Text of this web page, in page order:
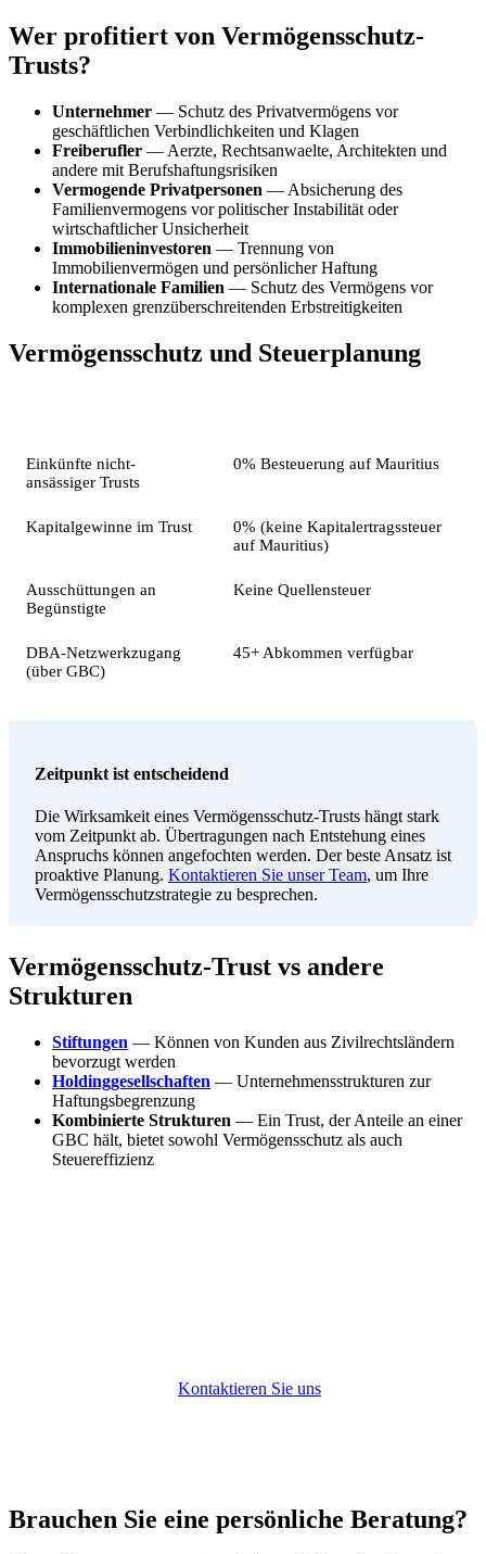
Wer profitiert von Vermögensschutz-
Trusts?
Unternehmer — Schutz des Privatvermögens vor
geschäftlichen Verbindlichkeiten und Klagen
Freiberufler — Aerzte, Rechtsanwaelte, Architekten und
andere mit Berufshaftungsrisiken
Vermogende Privatpersonen — Absicherung des
Familienvermogens vor politischer Instabilität oder
wirtschaftlicher Unsicherheit
Immobilieninvestoren — Trennung von
Immobilienvermögen und persönlicher Haftung
Internationale Familien — Schutz des Vermögens vor
komplexen grenzüberschreitenden Erbstreitigkeiten
Vermögensschutz und Steuerplanung
Einkünfte nicht-
ansässiger Trusts
0% Besteuerung auf Mauritius
Kapitalgewinne im Trust
0% (keine Kapitalertragssteuer
auf Mauritius)
Ausschüttungen an
Begünstigte
Keine Quellensteuer
DBA-Netzwerkzugang
(über GBC)
45+ Abkommen verfügbar
Zeitpunkt ist entscheidend
Die Wirksamkeit eines Vermögensschutz-Trusts hängt stark
vom Zeitpunkt ab. Übertragungen nach Entstehung eines
Anspruchs können angefochten werden. Der beste Ansatz ist
proaktive Planung. Kontaktieren Sie unser Team, um Ihre
Vermögensschutzstrategie zu besprechen.
Vermögensschutz-Trust vs andere
Strukturen
Stiftungen — Können von Kunden aus Zivilrechtsländern
bevorzugt werden
Holdinggesellschaften — Unternehmensstrukturen zur
Haftungsbegrenzung
Kombinierte Strukturen — Ein Trust, der Anteile an einer
GBC hält, bietet sowohl Vermögensschutz als auch
Steuereffizienz
Kontaktieren Sie uns
Brauchen Sie eine persönliche Beratung?